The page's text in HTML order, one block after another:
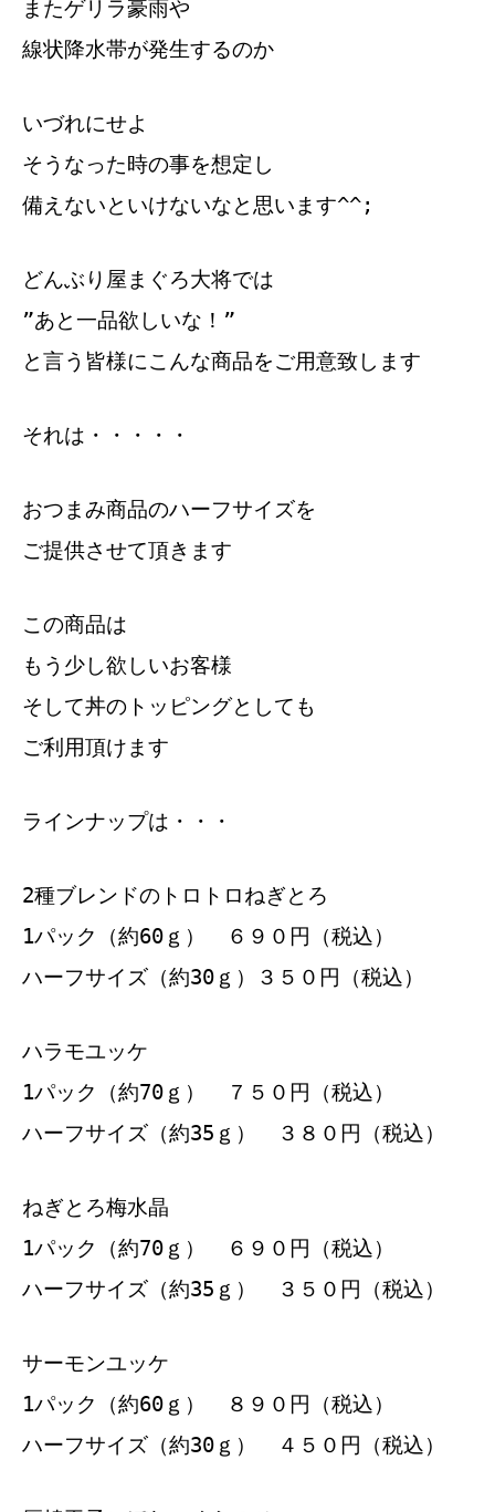
またゲリラ豪雨や
線状降水帯が発生するのか
いづれにせよ
そうなった時の事を想定し
備えないといけないなと思います^^;
どんぶり屋まぐろ大将では
”あと一品欲しいな！”
と言う皆様にこんな商品をご用意致します
それは・・・・・
おつまみ商品のハーフサイズを
ご提供させて頂きます
この商品は
もう少し欲しいお客様
そして丼のトッピングとしても
ご利用頂けます
ラインナップは・・・
2種ブレンドのトロトロねぎとろ
1パック（約60ｇ） ６９０円（税込）
ハーフサイズ（約30ｇ）３５０円（税込）
ハラモユッケ
1パック（約70ｇ） ７５０円（税込）
ハーフサイズ（約35ｇ） ３８０円（税込）
ねぎとろ梅水晶
1パック（約70ｇ） ６９０円（税込）
ハーフサイズ（約35ｇ） ３５０円（税込）
サーモンユッケ
1パック（約60ｇ） ８９０円（税込）
ハーフサイズ（約30ｇ） ４５０円（税込）